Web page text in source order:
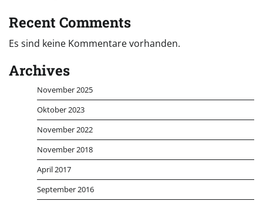
Recent Comments
Es sind keine Kommentare vorhanden.
Archives
November 2025
Oktober 2023
November 2022
November 2018
April 2017
September 2016